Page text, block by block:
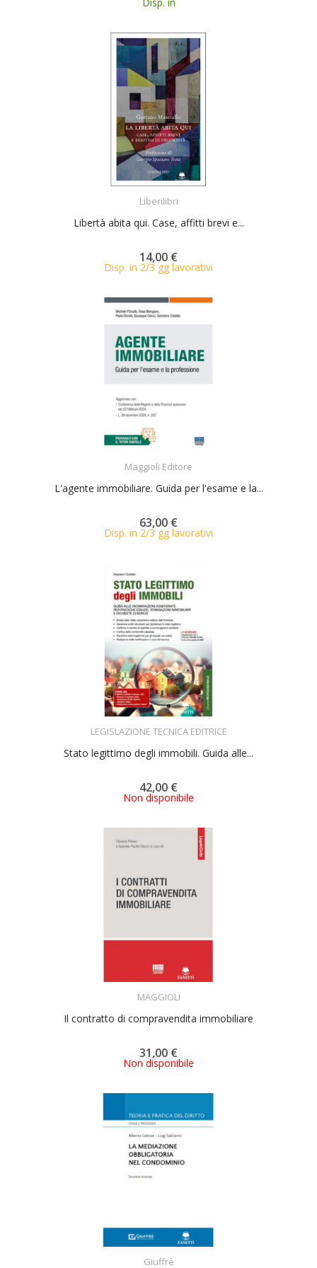
Liberilibri
Libertà abita qui. Case, affitti brevi e...
14,00 €
Disp. in 2/3 gg lavorativi
Maggioli Editore
L'agente immobiliare. Guida per l'esame e la...
63,00 €
Disp. in 2/3 gg lavorativi
LEGISLAZIONE TECNICA EDITRICE
Stato legittimo degli immobili. Guida alle...
42,00 €
Non disponibile
MAGGIOLI
Il contratto di compravendita immobiliare
31,00 €
Non disponibile
Giuffrè